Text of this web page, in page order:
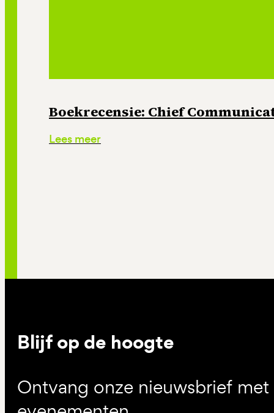
Boekrecensie: Chief
Lees meer
Blijf op de hoogte
Ontvang onze nieuwsbrief